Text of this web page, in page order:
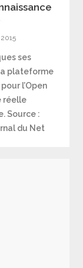
ses
plateforme
l’Open
réelle
Source :
du Net